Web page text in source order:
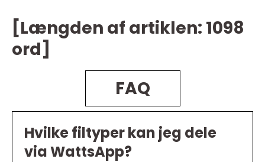
[Længden af artiklen: 1098
ord]
FAQ
Hvilke filtyper kan jeg dele
via WattsApp?